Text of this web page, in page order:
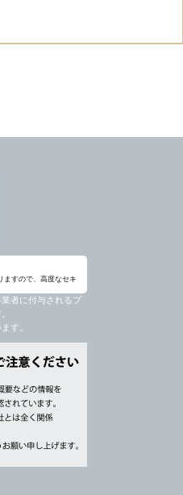
ますので、高度なセキ
者に付与されるプ
す。